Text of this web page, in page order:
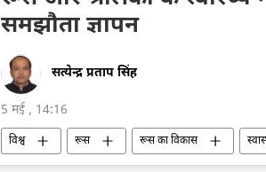
समझौता ज्ञापन
सत्येन्द्र प्रताप सिंह
5 मई , 14:16
विश्व रूस रूस का विकास
द्विपक्षीय व्यापार
राष्ट्रीय मुद्राओं में व्यापार